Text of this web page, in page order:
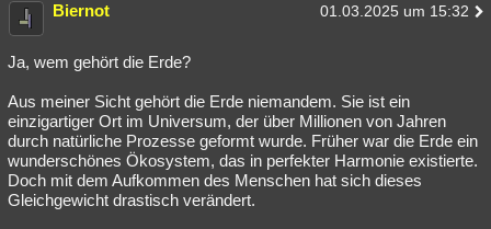
Biernot 01.03.2025 um 15:32
Ja, wem gehört die Erde?
Aus meiner Sicht gehört die Erde niemandem. Sie ist ein
einzigartiger Ort im Universum, der über Millionen von Jahren
durch natürliche Prozesse geformt wurde. Früher war die Erde ein
wunderschönes Ökosystem, das in perfekter Harmonie existierte.
Doch mit dem Aufkommen des Menschen hat sich dieses
Gleichgewicht drastisch verändert.